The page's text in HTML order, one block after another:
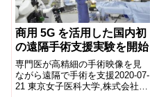
商用 5G を活用した国内初
の遠隔手術支援実験を開始
専門医が高精細の手術映像を見
ながら遠隔で手術を支援2020-07-
21 東京女子医科大学,株式会社 N